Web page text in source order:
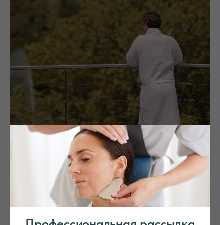
GENVAL, BELGIUM
Martin'Spa by Algotherm